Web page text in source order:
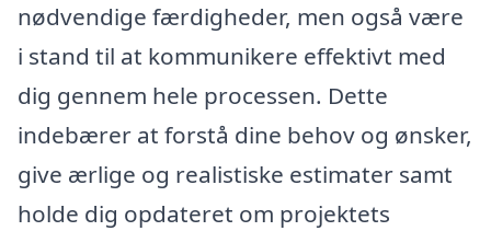
nødvendige færdigheder, men også være
i stand til at kommunikere effektivt med
dig gennem hele processen. Dette
indebærer at forstå dine behov og ønsker,
give ærlige og realistiske estimater samt
holde dig opdateret om projektets